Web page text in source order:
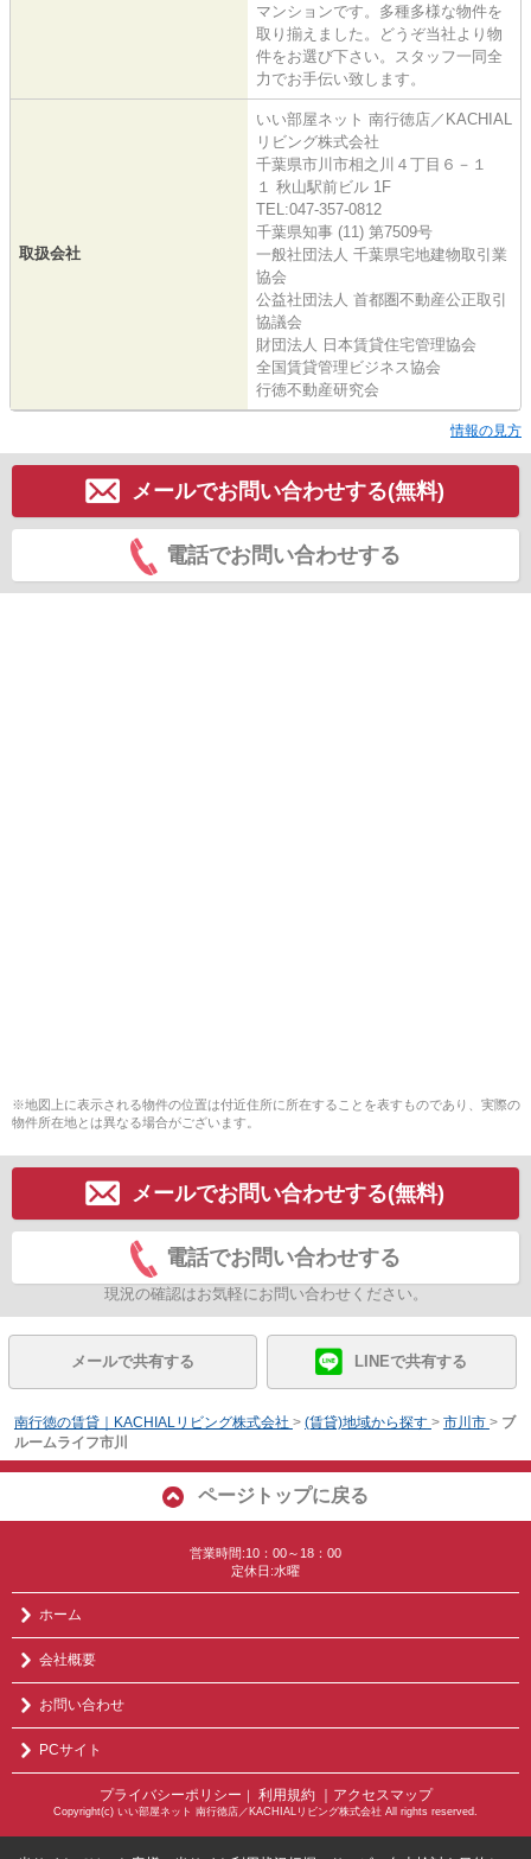
マンションです。多種多様な物件を
取り揃えました。どうぞ当社より物
件をお選び下さい。スタッフ一同全
力でお手伝い致します。
取扱会社
いい部屋ネット 南行徳店／KACHIAL
リビング株式会社
千葉県市川市相之川４丁目６－１
１ 秋山駅前ビル 1F
TEL:047-357-0812
千葉県知事 (11) 第7509号
一般社団法人 千葉県宅地建物取引業
協会
公益社団法人 首都圏不動産公正取引
協議会
財団法人 日本賃貸住宅管理協会
全国賃貸管理ビジネス協会
行徳不動産研究会
情報の見方
メールでお問い合わせする(無料)
電話でお問い合わせする
※地図上に表示される物件の位置は付近住所に所在することを表すものであり、実際の
物件所在地とは異なる場合がございます。
メールでお問い合わせする(無料)
電話でお問い合わせする
現況の確認はお気軽にお問い合わせください。
メールで共有する LINEで共有する
南行徳の賃貸｜KACHIALリビング株式会社 > (賃貸)地域から探す > 市川市 > ブ
ルームライフ市川
ページトップに戻る
営業時間:10：00～18：00
定休日:水曜
ホーム
会社概要
お問い合わせ
PCサイト
プライバシーポリシー 利用規約 ｜アクセスマップ
Copyright(c) いい部屋ネット 南行徳店／KACHIALリビング株式会社 All rights reserved.